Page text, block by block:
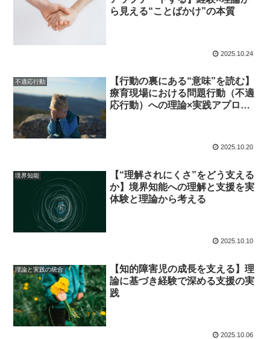
ら見える“ことばかけ”の本質
2025.10.24
不適応行動
【行動の裏にある“意味”を読む】
療育現場における問題行動（不適
応行動）への理論×実践アプロー
2025.10.20
境界知能
【“理解されにくさ”をどう支える
か】境界知能への理解と支援を実
体験と理論から考える
2025.10.10
理論と実践の統合
【知的障害児の成長を支える】理
論に基づき経験で深める支援の実
践
2025.10.06